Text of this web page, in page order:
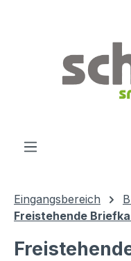
Eingangsbereich
Freistehende